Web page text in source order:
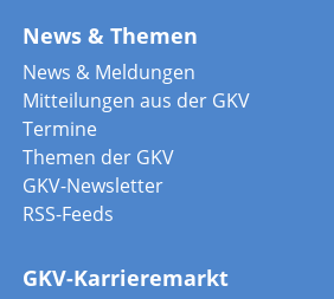
News & Themen
News & Meldungen
Mitteilungen aus der GKV
Termine
Themen der GKV
GKV-Newsletter
RSS-Feeds
GKV-Karrieremarkt